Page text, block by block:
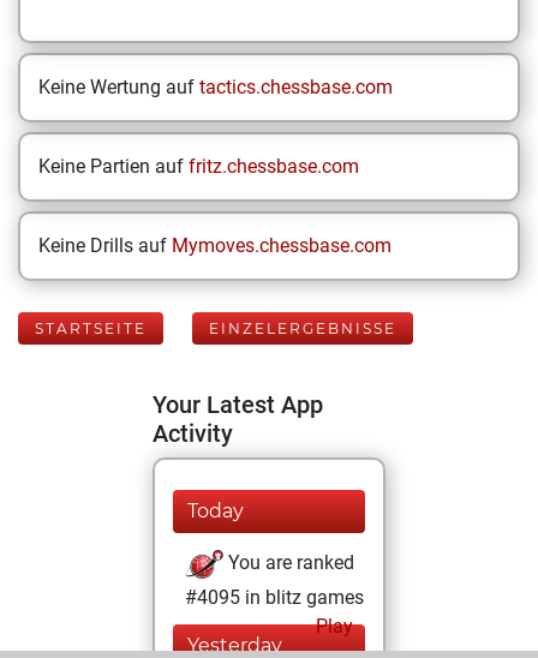
Keine Wertung auf tactics.chessbase.com
Keine Partien auf fritz.chessbase.com
Keine Drills auf Mymoves.chessbase.com
STARTSEITE EINZELERGEBNISSE
Your Latest App
Activity
Today
You are ranked
#4095 in blitz games
Play
Yesterday